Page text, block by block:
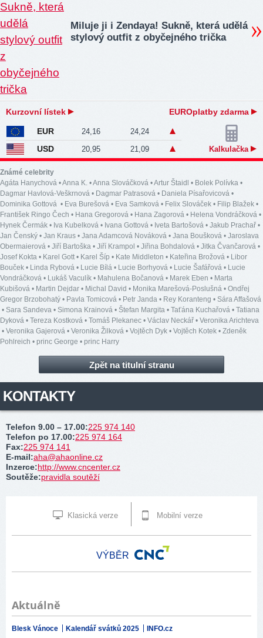
Miluje ji i Zendaya! Sukně, která udělá
stylový outfit z obyčejného trička
Kurzovní lístek EUROplatby zdarma
EUR 24,16 24,24
USD 20,95 21,09 Kalkulačka
Známé celebrity
Agáta Hanychová •Anna K. •Anna Slováčková •Artur Štaidl • Bolek Polívka •
Dagmar Havlová-Veškrnová • Dagmar Patrasová • Daniela Písařovicová •
Dominika Gottová • Eva Burešová • Eva Samková • Felix Slováček • Filip Blažek •
František Ringo Čech • Hana Gregorová • Hana Zagorová • Helena Vondráčková •
Hynek Čermák • Iva Kubelková • Ivana Gottová • Iveta Bartošová • Jakub Prachař •
Jan Čenský • Jan Kraus • Jana Adamcová Nováková • Jana Boušková • Jaroslava
Obermaierová • Jiří Bartoška • Jiří Krampol • Jiřina Bohdalová • Jitka Čvančarová •
Josef Kokta • Karel Gott• Karel Šíp • Kate Middleton • Kateřina Brožová • Libor
Bouček • Linda Rybová • Lucie Bílá • Lucie Borhyová • Lucie Šafářová • Lucie
Vondráčková • Lukáš Vaculík • Mahulena Bočanová • Marek Eben • Marta
Kubišová • Martin Dejdar • Michal David • Monika Marešová-Poslušná • Ondřej
Gregor Brzobohatý • Pavla Tomicová • Petr Janda • Rey Koranteng • Sára Affašová
• Sara Sandeva • Simona Krainová • Štefan Margita • Taťána Kuchařová • Tatiana
Dyková • Tereza Kostková • Tomáš Plekanec • Václav Neckář • Veronika Arichteva
• Veronika Gajerová • Veronika Žilková • Vojtěch Dyk • Vojtěch Kotek • Zdeněk
Pohlreich • princ George • princ Harry
Zpět na titulní stranu
KONTAKTY
Telefon 9.00 – 17.00:225 974 140
Telefon po 17.00:225 974 164
Fax:225 974 141
E-mail:aha@ahaonline.cz
Inzerce:http://www.cncenter.cz
Soutěže:pravidla soutěží
Klasická verze Mobilní verze
VÝBĚR
Aktuálně
Blesk Vánoce Kalendář svátků 2025 INFO.cz